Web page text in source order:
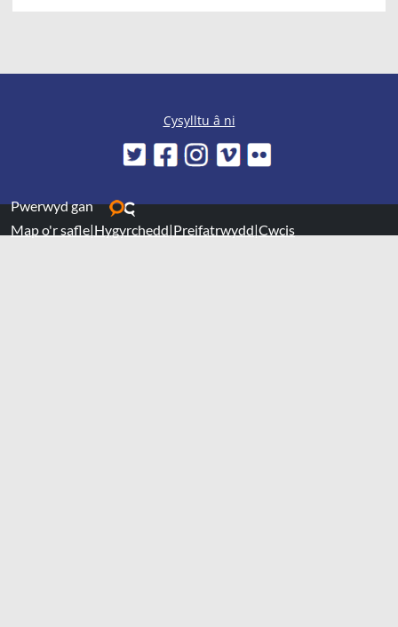
Cysylltu â ni
Pwerwyd gan
Map o'r safle|Hygyrchedd|Preifatrwydd|Cwcis